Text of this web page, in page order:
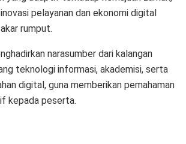
pelayanan dan ekonomi digital
rumput.
narasumber dari kalangan
teknologi informasi, akademisi, serta
digital, guna memberikan pemahaman
kepada peserta.